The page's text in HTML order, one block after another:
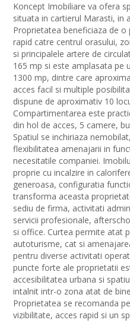
Koncept Imobiliare va ofera
situata in cartierul Marasti, in
Proprietatea beneficiaza de
rapid catre centrul orasului,
si principalele artere de
165 mp si este amplasata pe
1300 mp, dintre care
acces facil si multiple
dispune de aproximativ 10
Compartimentarea este
din hol de acces, 5 camere,
Spatiul se inchiriaza
flexibilitatea amenajarii in
necesitatile companiei.
proprie cu incalzire in
generoasa, configuratia
transforma aceasta
sediu de firma, activitati
servicii profesionale,
si office. Curtea permite atat
autoturisme, cat si
pentru diverse activitati
puncte forte ale proprietatii
accesibilitatea urbana si
intalnit intr-o zona atat de
Proprietatea se recomanda
vizibilitate, acces rapid si un